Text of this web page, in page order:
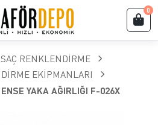
0
SAÇ RENKLENDİRME
EKİPMANLARI
YAKA AĞIRLIĞI F-026X